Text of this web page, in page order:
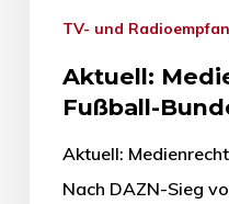
TV- und
Aktuell:
Fußball-
Aktuell:
Nach DAZN-Sieg